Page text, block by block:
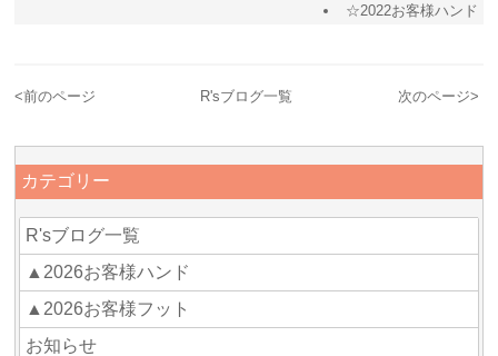
☆2022お客様ハンド
<前のページ R'sブログ一覧 次のページ>
カテゴリー
R'sブログ一覧
▲2026お客様ハンド
▲2026お客様フット
お知らせ